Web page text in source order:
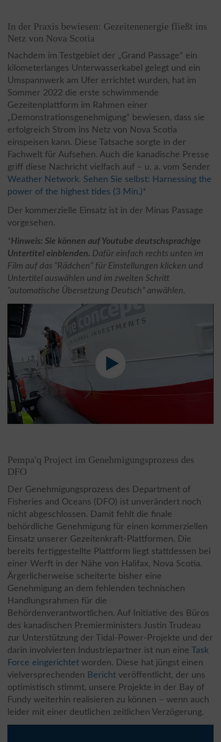
In der Praxis bewiesen: Gezeitenenergie fließt ins
Netz von Nova Scotia
Nachdem im Testgebiet der „Grand Passage“ ein
kilometerlanges Unterwasserkabel gelegt und ein
Umspannwerk am Ufer errichtet wurden, hat im
Sommer 2022 die erste schwimmende
Gezeitenplattform im Rahmen einer
„Demonstrationsgenehmigung“ bewiesen, dass sie
erfolgreich Strom ins Netz von Nova Scotia
einspeisen kann. Diese Tatsache sorgte in der
Fachwelt für Aufsehen. Auch die kanadische Presse
griff diese Nachricht vielfach auf – u. a. vom Sender
Weather Network. Sehen Sie selbst: Harnessing the
power of the highest tides (3 Min.)*
Der kommerzielle Einsatz ist in der Minas Passage
vorgesehen.
*Hinweis: Sie können auf Youtube deutschsprachige
Untertitel einblenden. Dafür einfach rechts unten im
Film auf das "Rädchen" für Einstellungen klicken und
Untertitel auswählen und im zweiten Schritt
"automatische Übersetzung Deutsch" anwählen.
Pempa'q Project im Genehmigungsprozess des
DFO
Der Genehmigungsprozess des Department of
Fisheries and Oceans (DFO) ist unverändert noch
nicht abgeschlossen. Damit fehlt die finale
behördliche Genehmigung für einen kommerziellen
Einsatz unserer Gezeitenkraft-Plattformen. Die
bereits fertiggestellte Plattform liegt stattdessen bei
einer Werft in der Nähe von Halifax, Nova Scotia.
Ärgerlicherweise scheiterte bisher eine
Genehmigung an dem fehlenden technischen
Handlungsrahmen für die
Behördenverantwortlichen. Auf Initiative des Büros
des kanadischen Premierministers Justin Trudeau
zur Unterstützung der Tidal-Power-Projekte und der
darin involvierten Industriepartner ist nun eine
Task
Force eingerichtet worden. Diese hat jüngst einen
vielversprechenden Bericht veröffentlicht, der uns
optimistisch stimmt, unsere Projekte in der Bay of
Fundy weiterhin realisieren zu können – wenn auch
leider mit einer deutlichen zeitlichen Verzögerung.